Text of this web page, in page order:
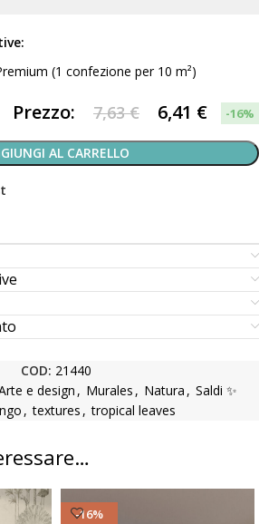
(1 confezione per 10 m²)
Prezzo: 7,63 € 6,41 € -16%
AL CARRELLO
COD: 21440
e design , Murales , Natura , Saldi ✨
, textures , tropical leaves
-16%